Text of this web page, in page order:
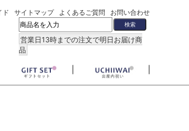
ド サイトマップ よくあるご質問 お問い合わせ
営業日13時までの注文で明日お届け商
品